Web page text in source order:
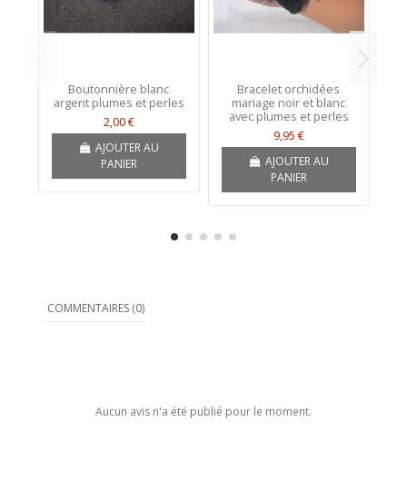
Boutonnière blanc
argent plumes et perles
2,00 €
AJOUTER AU
PANIER
Bracelet orchidées
mariage noir et blanc
avec plumes et perles
9,95 €
AJOUTER AU
PANIER
COMMENTAIRES (0)
Aucun avis n'a été publié pour le moment.